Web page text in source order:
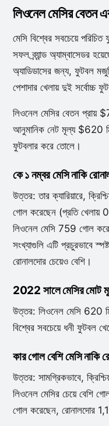
লিওনেল মেসির বেতন
মেসি বিশ্বের সবচেয়ে
সফল ব্র্যান্ড অ্যাম্বাসেডর
অ্যাডিডাসের জন্য, ফুটবল
পেশাদার খেলায় দুই সর্বোচ্চ
লিওনেল মেসির বেতন প্রায়
আনুমানিক নেট মূল্য $620
ফুটবলার করে তোলে।
কে ১ নম্বর মেসি নাকি
উত্তর: তার ক্যারিয়ারে,
গোল করেছেন (প্রতি
লিওনেল মেসি 759 গোল
সংখ্যাগুলি এটি প্রচুরভাবে
রোনালদোর চেয়েও বেশি।
2022 সালে মেসির মোট
উত্তর: লিওনেল মেসি 620
বিশ্বের সবচেয়ে ধনী ফুটবল
কার গোল বেশি মেসি নাকি
উত্তর: সামগ্রিকভাবে,
লিওনেল মেসির চেয়ে বেশি
গোল করেছেন, রোনালদোর